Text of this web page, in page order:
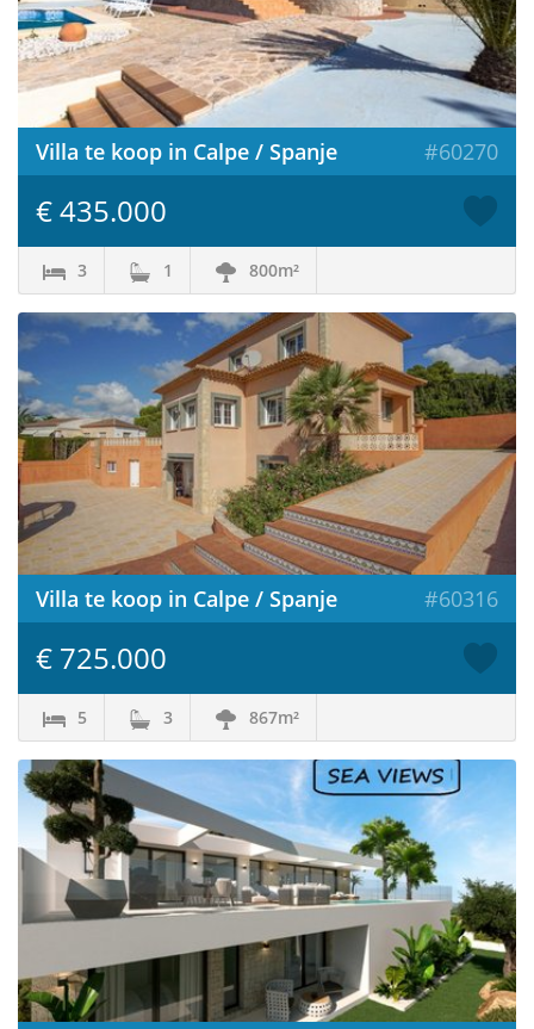
Villa te koop in Calpe / Spanje #60270
€ 435.000
3 1 800m²
Villa te koop in Calpe / Spanje #60316
€ 725.000
5 3 867m²